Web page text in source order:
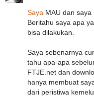
Saya MAU dan saya
Beritahu saya apa
bisa dilakukan.
Saya sebenarnya
tahu apa-apa
FTJE.net dan
hanya membuat
dari peristiwa